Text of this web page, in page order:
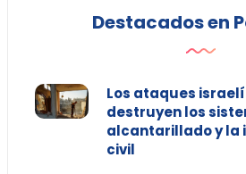
Destacados en
Los ataques
destruyen los
alcantarillado y
civil